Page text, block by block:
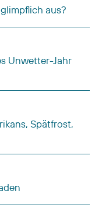
aus?
Unwetter-Jahr
Spätfrost,